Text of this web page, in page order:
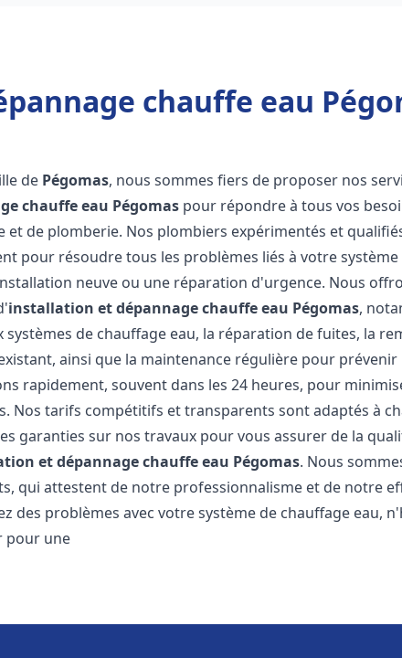
chauffe eau
de Pégomas, nous sommes fiers de proposer nos
chauffe eau Pégomas pour répondre à tous vos
et de plomberie. Nos plombiers expérimentés et
pour résoudre tous les problèmes liés à votre système
neuve ou une réparation d'urgence. Nous
installation et dépannage chauffe eau Pégomas,
systèmes de chauffage eau, la réparation de fuites, la
ainsi que la maintenance régulière pour prévenir
rapidement, souvent dans les 24 heures, pour
Nos tarifs compétitifs et transparents sont adaptés à
garanties sur nos travaux pour vous assurer de la
et dépannage chauffe eau Pégomas. Nous
qui attestent de notre professionnalisme et de notre
des problèmes avec votre système de chauffage eau,
pour une